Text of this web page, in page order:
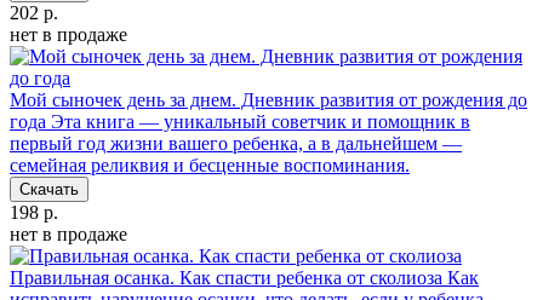
202 р.
нет в продаже
Мой сыночек день за днем. Дневник развития от рождения до
года Эта книга — уникальный советчик и помощник в
первый год жизни вашего ребенка, а в дальнейшем —
семейная реликвия и бесценные воспоминания.
Скачать
198 р.
нет в продаже
Правильная осанка. Как спасти ребенка от сколиоза Как